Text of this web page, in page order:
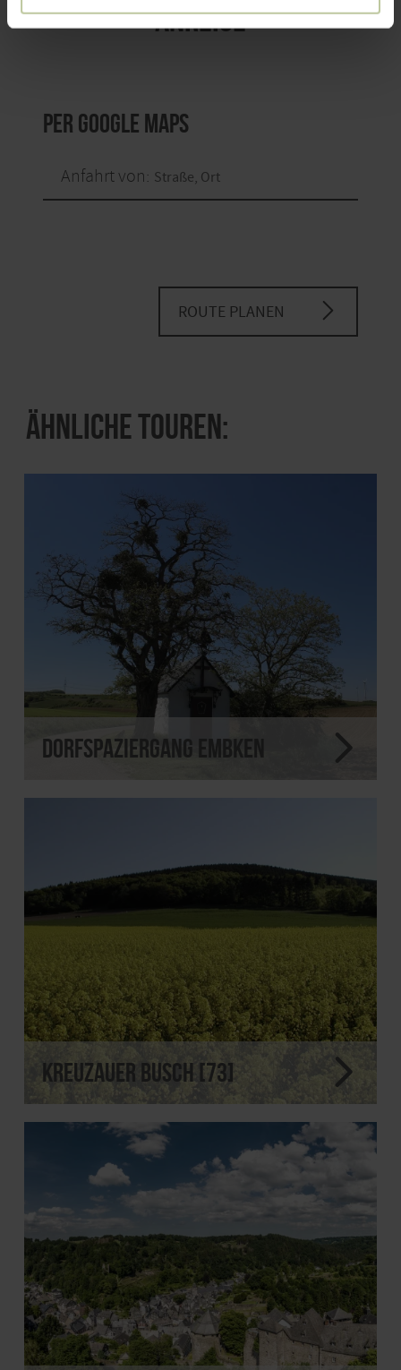
ANREISE
per Google Maps
Anfahrt von:
ROUTE PLANEN
Ähnliche Touren:
Dorfspaziergang Embken
Kreuzauer Busch [73]